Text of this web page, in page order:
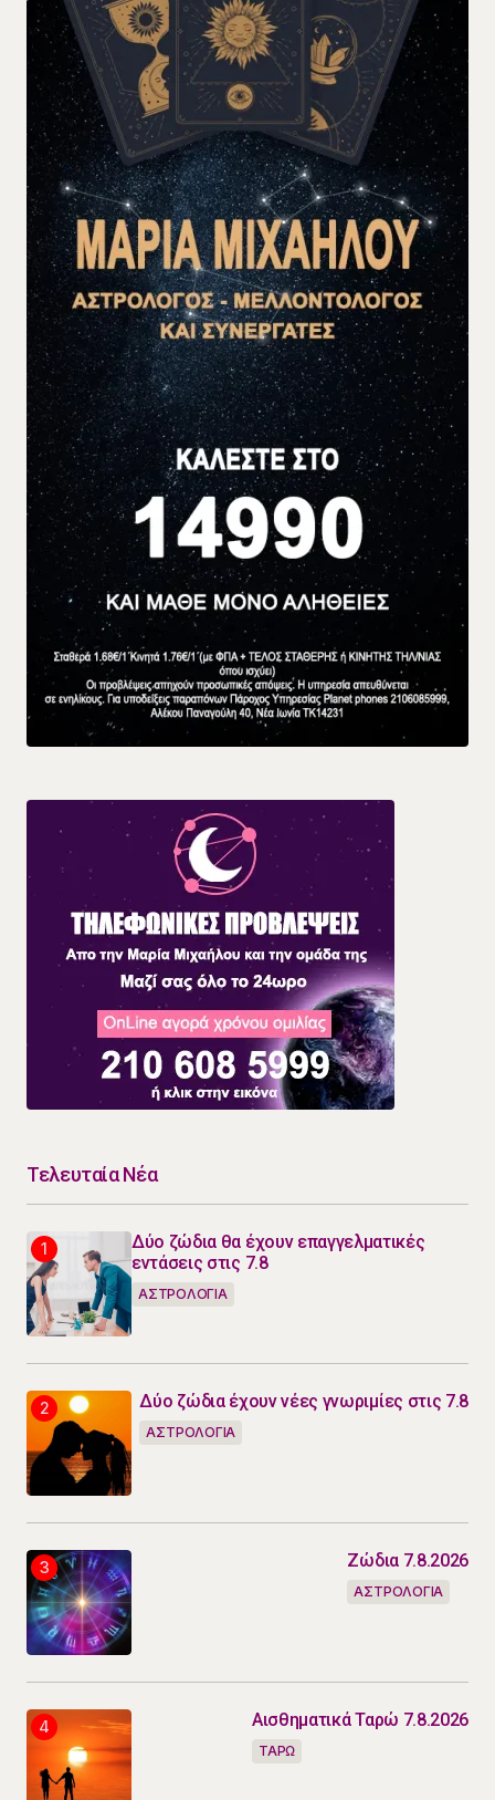
Τελευταία Νέα
Δύο ζώδια θα έχουν επαγγελματικές
εντάσεις στις 7.8
ΑΣΤΡΟΛΟΓΙΑ
Δύο ζώδια έχουν νέες γνωριμίες στις 7.8
ΑΣΤΡΟΛΟΓΙΑ
Ζώδια 7.8.2026
ΑΣΤΡΟΛΟΓΙΑ
Αισθηματικά Ταρώ 7.8.2026
ΤΑΡΩ